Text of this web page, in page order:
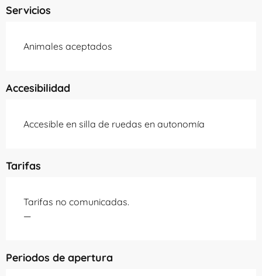
Servicios
Animales aceptados
Accesibilidad
Accesible en silla de ruedas en autonomía
Tarifas
Tarifas no comunicadas.
—
Periodos de apertura